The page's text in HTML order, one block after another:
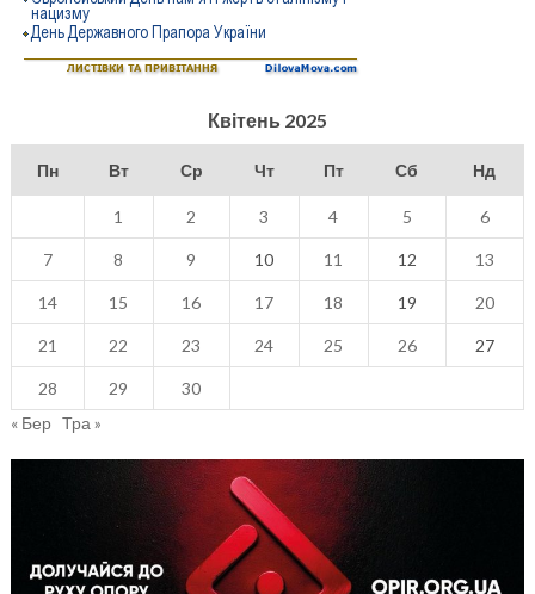
Квітень 2025
Пн Вт Ср Чт Пт Сб Нд
1 2 3 4 5 6
7 8 9 10 11 12 13
14 15 16 17 18 19 20
21 22 23 24 25 26 27
28 29
30
« Бер Тра »